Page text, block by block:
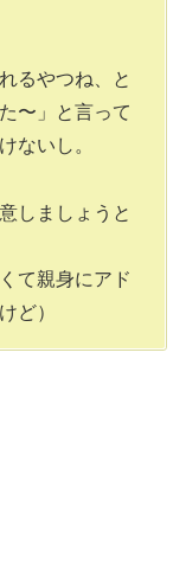
るやつね、と
〜」と言って
ないし。
しましょうと
て親身にアド
ど）